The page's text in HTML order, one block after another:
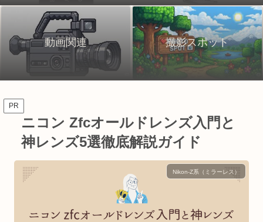
動画関連 撮影スポット
PR
ニコン Zfcオールドレンズ入門と
神レンズ5選徹底解説ガイド
Nikon-Z系（ミラーレス）